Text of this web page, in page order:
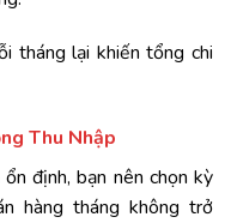
tháng lại khiến tổng chi
Thu Nhập
định, bạn nên chọn kỳ
hàng tháng không trở